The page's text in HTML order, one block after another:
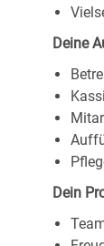
Deine
Dein